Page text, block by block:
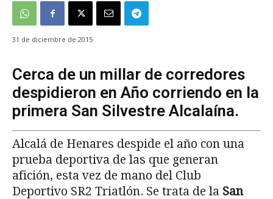
31 de diciembre de 2015
Cerca de un millar de corredores
despidieron en Año corriendo en la
primera San Silvestre Alcalaína.
Alcalá de Henares despide el año con una
prueba deportiva de las que generan
afición, esta vez de mano del Club
Deportivo SR2 Triatlón. Se trata de la San